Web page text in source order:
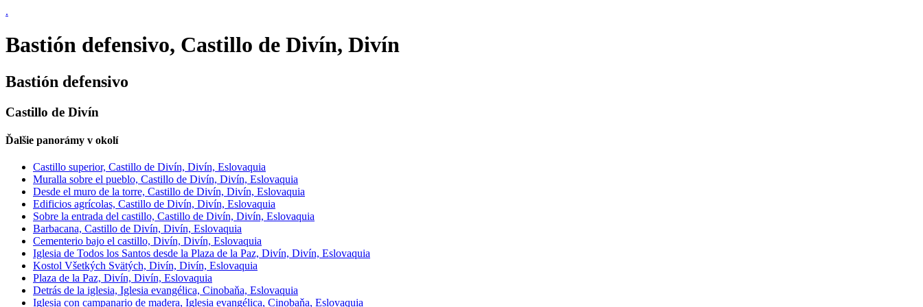
.
Bastión defensivo, Castillo de Divín, Divín
Bastión defensivo
Castillo de Divín
Ďalšie panorámy v okolí
Castillo superior, Castillo de Divín, Divín, Eslovaquia
Muralla sobre el pueblo, Castillo de Divín, Divín, Eslovaquia
Desde el muro de la torre, Castillo de Divín, Divín, Eslovaquia
Edificios agrícolas, Castillo de Divín, Divín, Eslovaquia
Sobre la entrada del castillo, Castillo de Divín, Divín, Eslovaquia
Barbacana, Castillo de Divín, Divín, Eslovaquia
Cementerio bajo el castillo, Divín, Divín, Eslovaquia
Iglesia de Todos los Santos desde la Plaza de la Paz, Divín, Divín, Eslovaquia
Kostol Všetkých Svätých, Divín, Divín, Eslovaquia
Plaza de la Paz, Divín, Divín, Eslovaquia
Detrás de la iglesia, Iglesia evangélica, Cinobaňa, Eslovaquia
Iglesia con campanario de madera, Iglesia evangélica, Cinobaňa, Eslovaquia